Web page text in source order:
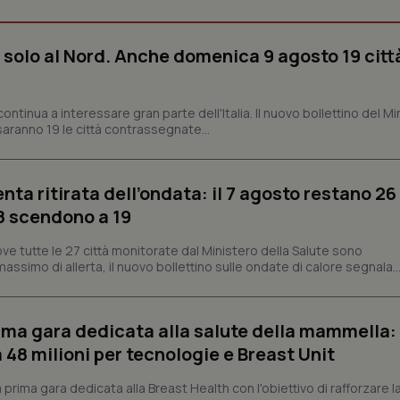
al Nord. Anche domenica 9 agosto 19
a interessare gran parte dell'Italia. Il nuovo bollettino del
19 le città contrassegnate...
ritirata dell’ondata: il 7 agosto restano
scendono a 19
tutte le 27 città monitorate dal Ministero della Salute sono
di allerta, il nuovo bollettino sulle ondate di calore segnala...
gara dedicata alla salute della mammella:
milioni per tecnologie e Breast Unit
gara dedicata alla Breast Health con l'obiettivo di rafforzare la
a rendere fruibile il sito web abilitandone funzionalità di base quali la
del sito. Il sito web non è in grado di funzionare correttamente senza questi
YouTube
5 mesi 4
preferenze siano onorate nelle
CookieScript
sui cookie dei visitatori. È
dei cookie di Cookie-Script.com
correttamente.
www.quotidianosanita.it
4
Questo cookie è impostato
www.quotidianosanita.it
settimane
Questo cookie è impostato
assegnare un identificatore
Google LLC
1 anno 1
Questo nome di cookie è